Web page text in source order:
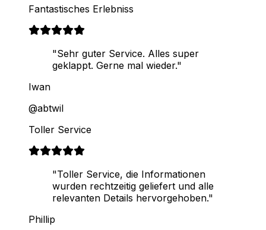
Fantastisches Erlebniss
"Sehr guter Service. Alles super
geklappt. Gerne mal wieder."
Iwan
@abtwil
Toller Service
"Toller Service, die Informationen
wurden rechtzeitig geliefert und alle
relevanten Details hervorgehoben."
Phillip